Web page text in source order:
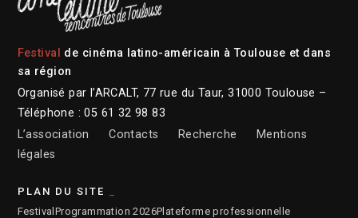
Festival
de cinéma latino-américain à Toulouse et dans
sa région
Organisé par l’ARCALT, 77 rue du Taur, 31000 Toulouse –
Téléphone : 05 61 32 98 83
L’association
Contacts Recherche
Mentions
légales
PLAN DU SITE
FestivalProgrammation 2026Plateforme professionnelle